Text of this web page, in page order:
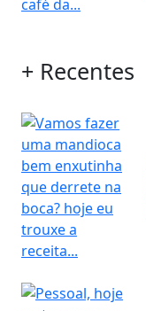
+ Recentes